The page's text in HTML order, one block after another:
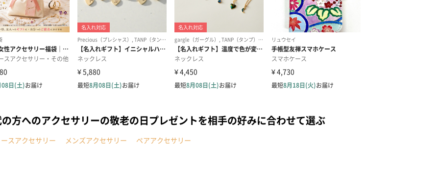
方へのアクセサリーの敬老の日プレゼントを相手の好みに合わせて選ぶ
スアクセサリー メンズアクセサリー ペアアクセサリー